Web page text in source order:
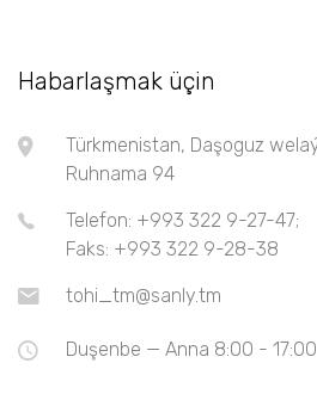
Habarlaşmak üçin
Türkmenistan, Daşoguz
Ruhnama 94
Telefon: +993 322 9-27-47;
Faks: +993 322 9-28-38
tohi_tm@sanly.tm
Duşenbe — Anna 8:00 - 17:00